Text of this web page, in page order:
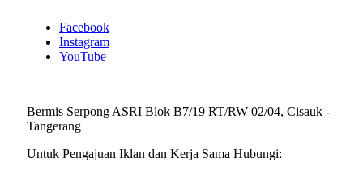
Facebook
Instagram
YouTube
Bermis Serpong ASRI Blok B7/19 RT/RW 02/04, Cisauk -
Tangerang
Untuk Pengajuan Iklan dan Kerja Sama Hubungi: